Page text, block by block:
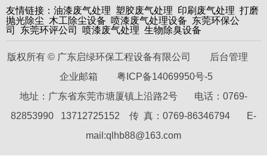
友情链接： 油漆废气处理 塑胶废气处理 印刷废气处理 打磨
抛光除尘 木工除尘设备 喷漆废气处理设备 东莞环保公
司 东莞环评公司 喷漆废气处理 生物除臭设备
版权所有 © 广东启绿环保工程设备有限公司
后台管理
企业邮箱 粤ICP备14069950号-5
地址：广东省东莞市塘厦镇上沿路2号 电话：0769-
82853990 13712725152 传 真：0769-86346794 E-
mail:qlhb88@163.com